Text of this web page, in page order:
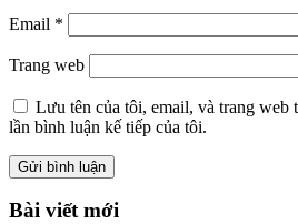
Email *
Trang web
Lưu tên của tôi, email, và trang web
lần bình luận kế tiếp của tôi.
Bài viết mới